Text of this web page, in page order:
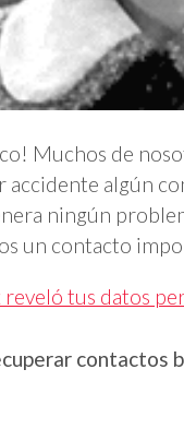
Muchos de
algún
ningún
un contacto
reveló tus datos
contactos